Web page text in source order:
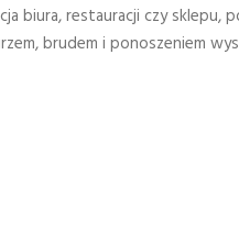
biura, restauracji czy sklepu,
brudem i ponoszeniem